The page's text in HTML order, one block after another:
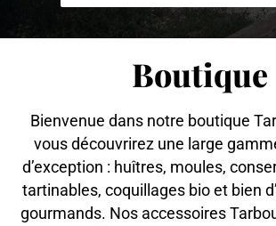
Boutique
Bienvenue dans notre boutique
vous découvrirez une large
d’exception : huîtres, moules,
tartinables, coquillages bio et bien
gourmands. Nos accessoires